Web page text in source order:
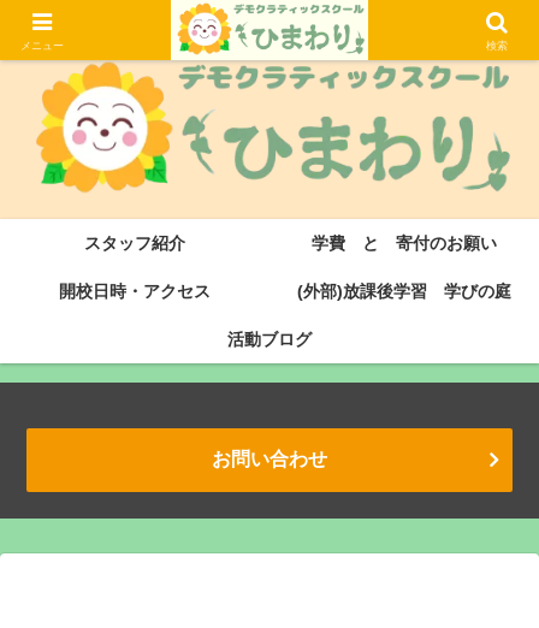
大津市にある滋賀県初のデモクラティックスクール・サドベリースクールです
スタッフ紹介 学費 と 寄付のお願い
開校日時・アクセス (外部)放課後学習 学びの庭
活動ブログ
お問い合わせ
メニュー 検索